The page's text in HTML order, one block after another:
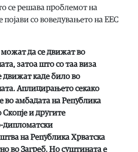
се решава проблемот на
појави со воведувањето на ЕЕС
можат да се движат во
затоа што со таа виза
движат каде било во
Аплицирањето секако
во амбадата на Република
Скопје и другите
дипломатски
на Република Хрватска
во Загреб. Но суштината е